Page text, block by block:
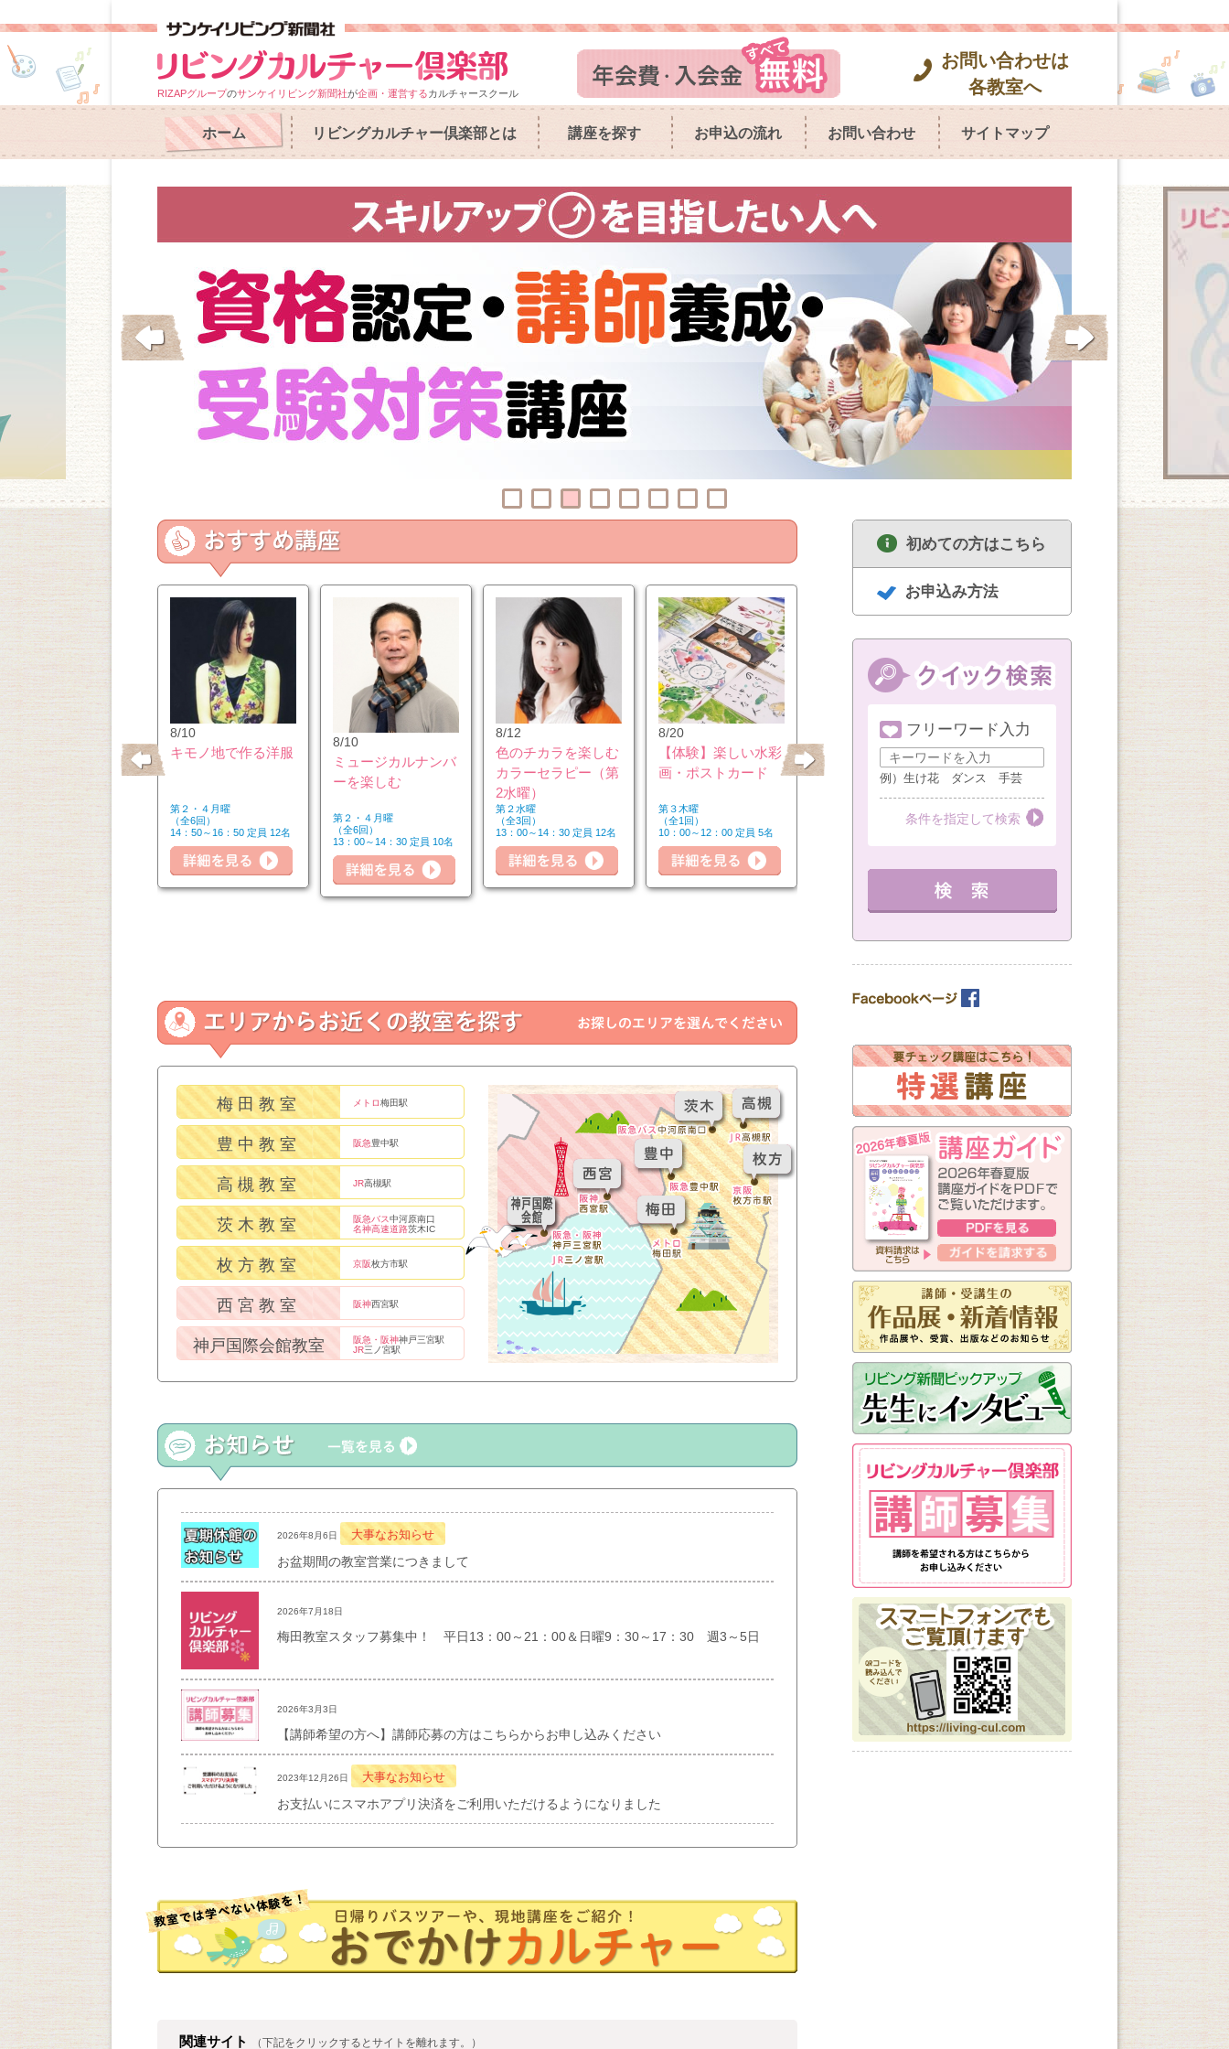
RIZAPグループのサンケイリビング新聞社が企画・運営するカルチャースクール
お問い合わせは
各教室へ
ホーム リビングカルチャー倶楽部とは 講座を探す お申込の流れ お問い合わせ サイトマップ
11/20
パールアクセサリー
のアレンジ＆リメイ
ク講座
第３金曜
（全4回）
12：30～14：30 定員 8名
8/10
キモノ地で作る洋服
第２・４月曜
（全6回）
14：50～16：50 定員 12名
8/10
ミュージカルナンバ
ーを楽しむ
第２・４月曜
（全6回）
13：00～14：30 定員 10名
8/12
色のチカラを楽しむ
カラーセラピー（第
2水曜）
第２水曜
（全3回）
13：00～14：30 定員 12名
8/20
【体験】楽しい水彩
画・ポストカード
第３木曜
（全1回）
10：00～12：00 定員 5名
8/21
日本画から俳画まで
12：30～14：30 定員 15名
8/21
基本のチーズ＆ワイ
ン講座
（全3回）
8/21
こども水彩
（小４以上）
第１・３金曜
（全6回）
16：45～18：15
を見る
詳細を見る
詳細を見る 詳細を見る
詳細を見る
梅田教室 メトロ梅田駅
豊中教室 阪急豊中駅
高槻教室 JR高槻駅
茨木教室 阪急バス中河原南口
名神高速道路茨木IC
枚方教室 京阪枚方市駅
西宮教室 阪神西宮駅
神戸国際会館教室 阪急・阪神神戸三宮駅
JR三ノ宮駅
2026年8月6日 大事なお知らせ
お盆期間の教室営業につきまして
2026年7月18日
梅田教室スタッフ募集中！ 平日13：00～21：00＆日曜9：30～17：30 週3～5日
2026年3月3日
【講師希望の方へ】講師応募の方はこちらからお申し込みください
2023年12月26日 大事なお知らせ
お支払いにスマホアプリ決済をご利用いただけるようになりました
関連サイト （下記をクリックするとサイトを離れます。）
初めての方はこちら
お申込み方法
フリーワード入力
例）生け花 ダンス 手芸
条件を指定して検索
教室を選ぶ
月 火 水
木
金
土 日
（※複数回答可）
開始時間の指定
午前の部
午後の部
夜の部
（※複数回答可）
新しく始まる講座
1日講座
体験講座
講座説明会